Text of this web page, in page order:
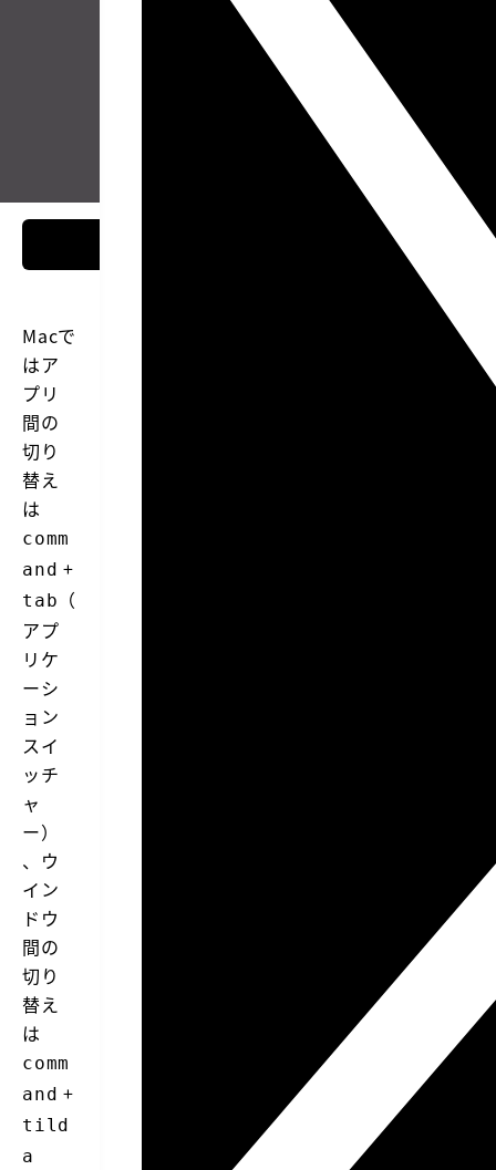
Macで
はア
プリ
間の
切り
替え
は
comm
and +
tab
（
アプ
リケ
ーシ
ョン
スイ
ッチ
ャ
ー）
、ウ
イン
ドウ
間の
切り
替え
は
comm
and +
tild
a